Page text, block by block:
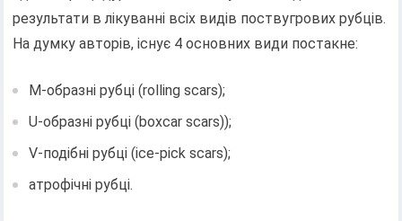
результати в лікуванні всіх видів поствугрових рубців.
На думку авторів, існує 4 основних види постакне:
М-образні рубці (rolling scars);
U-образні рубці (boxcar scars));
V-подібні рубці (ice-pick scars);
атрофічні рубці.